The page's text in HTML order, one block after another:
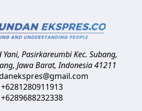
Yani, Pasirkareumbi Kec. Subang,
Jawa Barat,Indonesia41211
+6281280911913
+6289688232338